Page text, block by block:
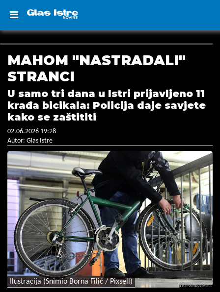
MAHOM "NASTRADALI"
STRANCI
U samo tri dana u Istri prijavljeno 11
krađa bicikala: Policija daje savjete
kako se zaštititi
02.06.2026 19:28
Autor: Glas Istre
Ilustracija (Snimio Borna Filić / Pixsell)